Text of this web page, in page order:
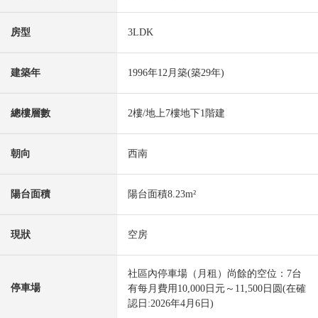
房型 3LDK
建築年 1996年12月築(築29年)
總樓層數 2樓/地上7樓地下1階建
朝向 西南
陽台面積 陽台面積8.23m²
現狀 空房
停車場
社區內停車場（月租）尚餘的空位：7台
有每月費用10,000日元～11,500日圆(在確
認日:2026年4月6日)